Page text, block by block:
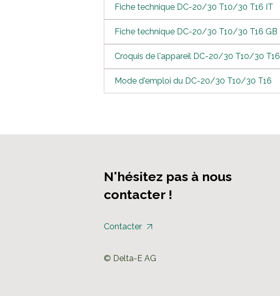
Fiche technique DC-20/30 T10/30 T16 IT
Fiche technique DC-20/30 T10/30 T16 GB
Croquis de l'appareil DC-20/30 T10/30 T16
Mode d'emploi du DC-20/30 T10/30 T16
N'hésitez pas à nous
contacter !
Contacter
© Delta-E AG